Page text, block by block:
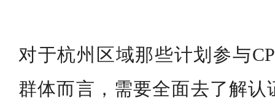
对于杭州区域那些计划参与
群体而言，需要全面去了解认